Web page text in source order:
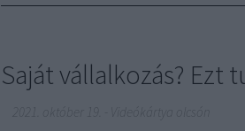
Saját vállalkozás? Ezt